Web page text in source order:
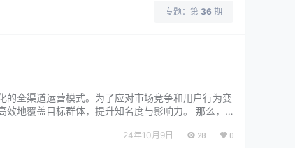
专题：第 36 期
全渠道运营模式。为了应对市场竞争和用户行为变
地覆盖目标群体，提升知名度与影响力。 那么，
24年10月9日 28 0